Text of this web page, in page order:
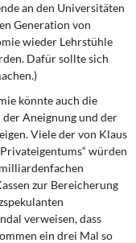
an den Universitäten
Generation von
wieder Lehrstühle
Dafür sollte sich
könnte auch die
Aneignung und der
Viele der von Klaus
würden
zur Bereicherung
verweisen, dass
ein drei Mal so